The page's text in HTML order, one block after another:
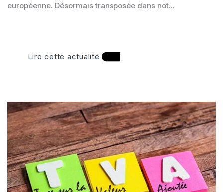
européenne. Désormais transposée dans not...
Lire cette actualité